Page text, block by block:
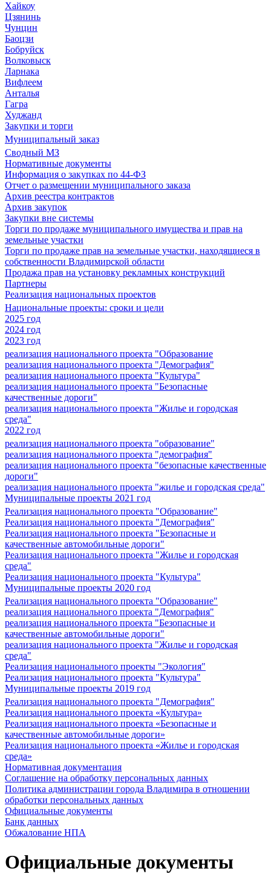
Хайкоу
Цзянинь
Чунцин
Баоцзи
Бобруйск
Волковыск
Ларнака
Вифлеем
Анталья
Гагра
Худжанд
Закупки и торги
Муниципальный заказ
Сводный МЗ
Нормативные документы
Информация о закупках по 44-ФЗ
Отчет о размещении муниципального заказа
Архив реестра контрактов
Архив закупок
Закупки вне системы
Торги по продаже муниципального имущества и прав на
земельные участки
Торги по продаже прав на земельные участки, находящиеся в
собственности Владимирской области
Продажа прав на установку рекламных конструкций
Партнеры
Реализация национальных проектов
Национальные проекты: сроки и цели
2025 год
2024 год
2023 год
реализация национального проекта "Образование
реализация национального проекта "Демография"
реализация национального проекта "Культура"
реализация национального проекта "Безопасные
качественные дороги"
реализация национального проекта "Жилье и городская
среда"
2022 год
реализация национального проекта "образование"
реализация национального проекта "демография"
реализация национального проекта "безопасные качественные
дороги"
реализация национального проекта "жилье и городская среда"
Муниципальные проекты 2021 год
Реализация национального проекта "Образование"
Реализация национального проекта "Демография"
Реализация национального проекта "Безопасные и
качественные автомобильные дороги"
Реализация национального проекта "Жилье и городская
среда"
Реализация национального проекта "Культура"
Муниципальные проекты 2020 год
Реализация национального проекта "Образование"
реализация национального проекта "Демография"
реализация национального проекта "Безопасные и
качественные автомобильные дороги"
реализация национального проекта "Жилье и городская
среда"
Реализация национального проекты "Экология"
Реализация национального проекта "Культура"
Муниципальные проекты 2019 год
Реализация национального проекта "Демография"
Реализация национального проекта «Культура»
Реализация национального проекта «Безопасные и
качественные автомобильные дороги»
Реализация национального проекта «Жилье и городская
среда»
Нормативная документация
Соглашение на обработку персональных данных
Политика администрации города Владимира в отношении
обработки персональных данных
Официальные документы
Банк данных
Обжалование НПА
Официальные документы